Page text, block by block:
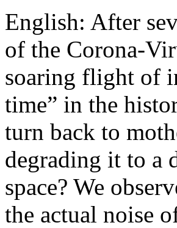
English: After
of the Corona-
soaring flight of
time” in the
turn back to
degrading it to a
space? We
the actual noise